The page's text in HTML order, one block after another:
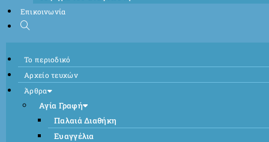
Επικοινωνία
Το περιοδικό
Αρχείο τευχών
Άρθρα
Αγία Γραφή
Παλαιά Διαθήκη
Ευαγγέλια